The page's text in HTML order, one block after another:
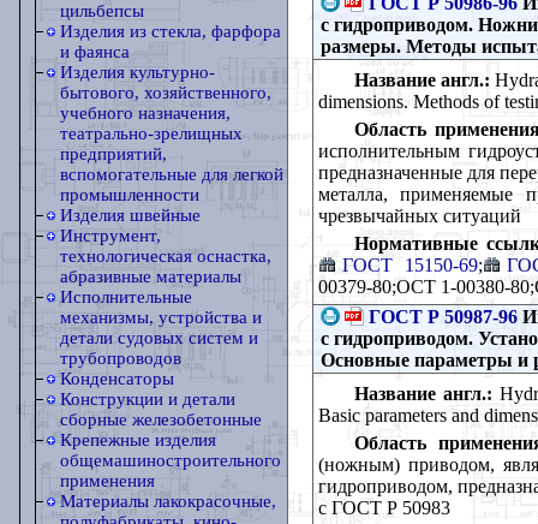
цильбепсы
Изделия из стекла, фарфора
и фаянса
Изделия культурно-
бытового, хозяйственного,
учебного назначения,
театрально-зрелищных
предприятий,
вспомогательные для легкой
промышленности
Изделия швейные
Инструмент,
технологическая оснастка,
абразивные материалы
Исполнительные
механизмы, устройства и
детали судовых систем и
трубопроводов
Конденсаторы
Конструкции и детали
сборные железобетонные
Крепежные изделия
общемашиностроительного
применения
Материалы лакокрасочные,
с гидроприводом.
размеры. Методы
Название англ.:
dimensions. Methods of
Область
исполнительным
предназначенные для
металла, применяемые
чрезвычайных ситуаций
Нормативные
ГОСТ 15150-69;
00379-80;ОСТ 1-00380-
ГОСТ Р 50987-96
с гидроприводом.
Основные параметры и
Название англ.:
Basic parameters and
Область
(ножным) приводом,
гидроприводом,
с ГОСТ Р 50983